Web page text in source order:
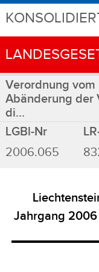
Verordnung
Abänderung der
di...
LGBl-Nr
2006.065